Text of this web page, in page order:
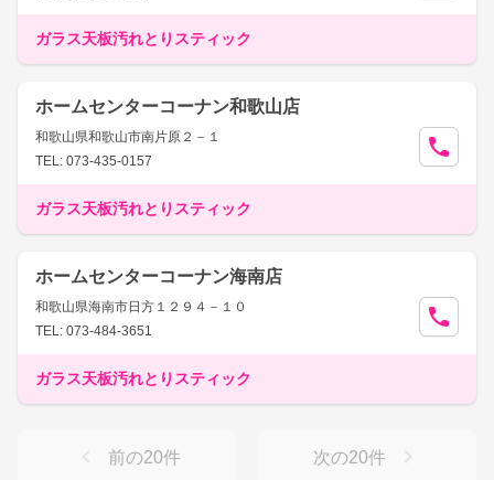
ガラス天板汚れとりスティック
ホームセンターコーナン和歌山店
和歌山県和歌山市南片原２－１
TEL: 073-435-0157
ガラス天板汚れとりスティック
ホームセンターコーナン海南店
和歌山県海南市日方１２９４－１０
TEL: 073-484-3651
ガラス天板汚れとりスティック
前の20件 次の20件